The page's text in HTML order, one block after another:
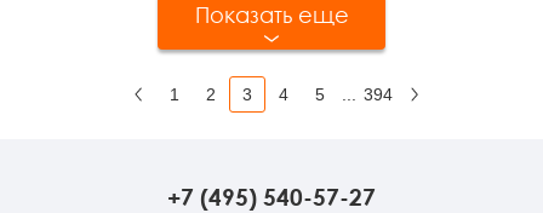
Показать еще
1 2 3 4 5 394
+7 (495) 540-57-27